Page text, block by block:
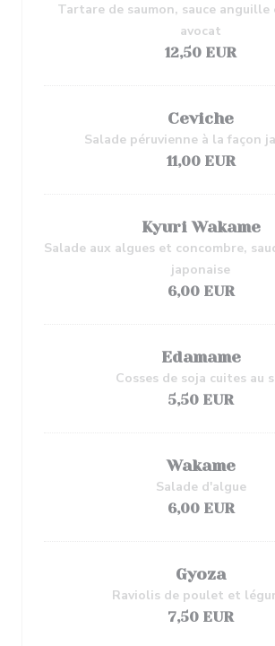
Tartare de saumon, sauce anguille
avocat
12,50 EUR
Ceviche
Salade péruvienne à la façon
11,00 EUR
Kyuri Wakame
Salade aux algues et concombre,
japonaise
6,00 EUR
Edamame
Cosses de soja cuites au
5,50 EUR
Wakame
Salade d'algue
6,00 EUR
Gyoza
Raviolis de poulet et
7,50 EUR